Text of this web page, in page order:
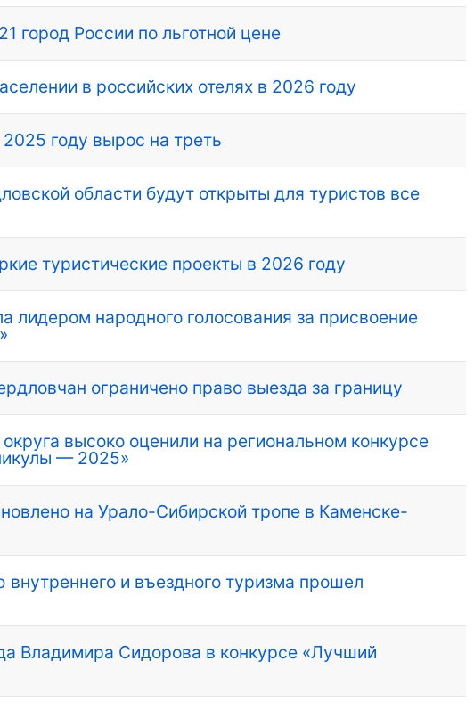
город России по льготной цене
в российских отелях в 2026 году
году вырос на треть
области будут открыты для туристов все
туристические проекты в 2026 году
лидером народного голосования за присвоение
ограничено право выезда за границу
высоко оценили на региональном конкурсе
— 2025»
на Урало-Сибирской тропе в Каменске-
и въездного туризма прошел
Владимира Сидорова в конкурсе «Лучший